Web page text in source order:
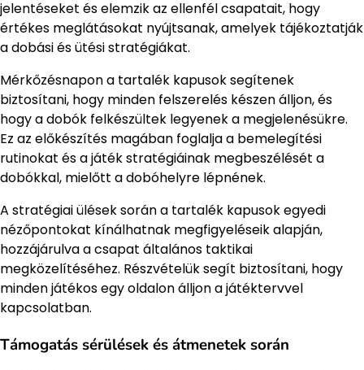
jelentéseket és elemzik az ellenfél csapatait, hogy
értékes meglátásokat nyújtsanak, amelyek tájékoztatják
a dobási és ütési stratégiákat.
Mérkőzésnapon a tartalék kapusok segítenek
biztosítani, hogy minden felszerelés készen álljon, és
hogy a dobók felkészültek legyenek a megjelenésükre.
Ez az előkészítés magában foglalja a bemelegítési
rutinokat és a játék stratégiáinak megbeszélését a
dobókkal, mielőtt a dobóhelyre lépnének.
A stratégiai ülések során a tartalék kapusok egyedi
nézőpontokat kínálhatnak megfigyeléseik alapján,
hozzájárulva a csapat általános taktikai
megközelítéséhez. Részvételük segít biztosítani, hogy
minden játékos egy oldalon álljon a játéktervvel
kapcsolatban.
Támogatás sérülések és átmenetek során